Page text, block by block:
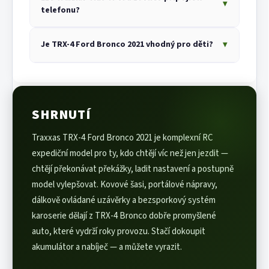
konstrukci — podrobnosti o specifikaci
ani sahat na model. Na výběr jsou tři polohy: oba
nebo oba uzavřené. Každá kombinace se hodí na
telefonu?
▼
Po jeho instalaci do slotu na vysílači TQi se model
nastavovat jízdní profily a sdílet nastavení.
Je TRX-4 Ford Bronco 2021 vhodný pro děti? ▼
doporučujeme NiMH akumulátor — je méně náchylný
SHRNUTÍ
Traxxas TRX-4 Ford Bronco 2021 je komplexní RC
expediční model pro ty, kdo chtějí víc než jen jezdit —
chtějí překonávat překážky, ladit nastavení a postupně
model vylepšovat. Kovové šasi, portálové nápravy,
dálkově ovládané uzávěrky a bezsporkový systém
karoserie dělají z TRX-4 Bronco dobře promyšlené
auto, které vydrží roky provozu. Stačí dokoupit
akumulátor a nabíječ — a můžete vyrazit.